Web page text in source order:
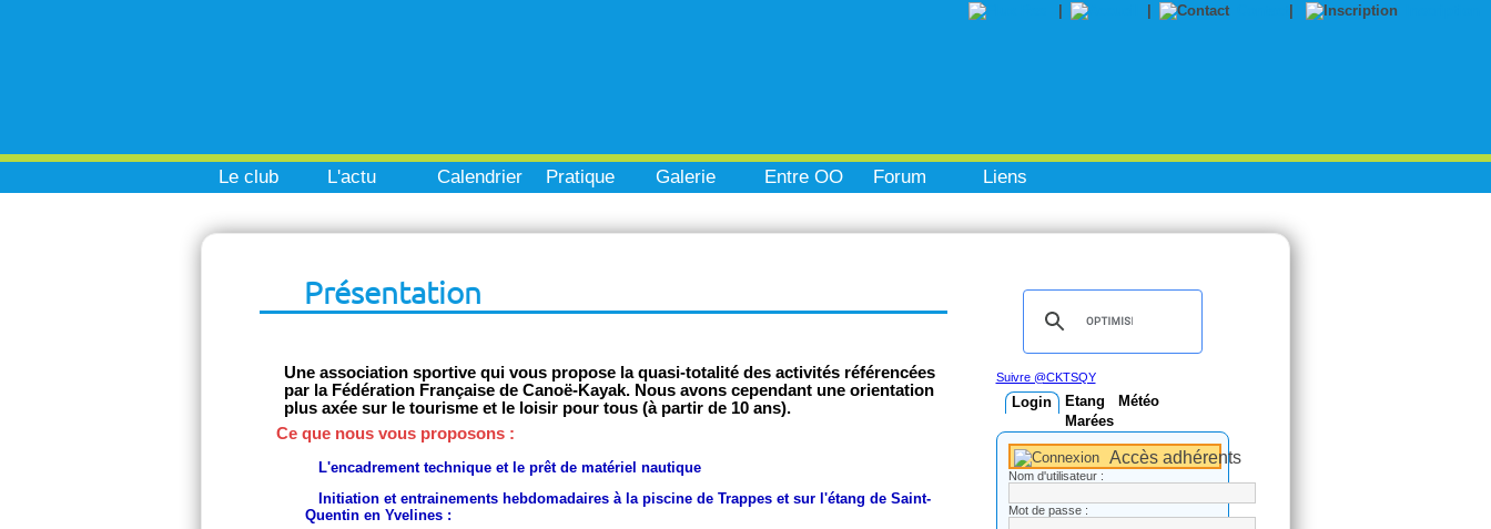
Le club L'actu Calendrier Pratique Galerie Entre OO Forum Liens
Présentation
Une association sportive qui vous propose la quasi-totalité des activités référencées
par la Fédération Française de Canoë-Kayak. Nous avons cependant une orientation
plus axée sur le tourisme et le loisir pour tous (à partir de 10 ans).
Ce que nous vous proposons :
L'encadrement technique et le prêt de matériel nautique
Initiation et entrainements hebdomadaires à la piscine de Trappes et sur l'étang de Saint-
Quentin en Yvelines :
Suivre @CKTSQY
Login Etang
Météo
Marées
Accès adhérents
Nom d'utilisateur :
Mot de passe :